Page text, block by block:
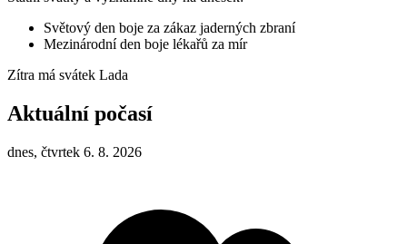
Světový den boje za zákaz jaderných zbraní
Mezinárodní den boje lékařů za mír
Zítra má svátek Lada
Aktuální počasí
dnes, čtvrtek 6. 8. 2026